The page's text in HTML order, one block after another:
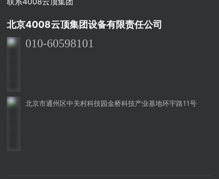
北京4008云顶集团设备有限责任公司
010-60598101
北京市通州区中关村科技园金桥科技产业基地环宇路11号